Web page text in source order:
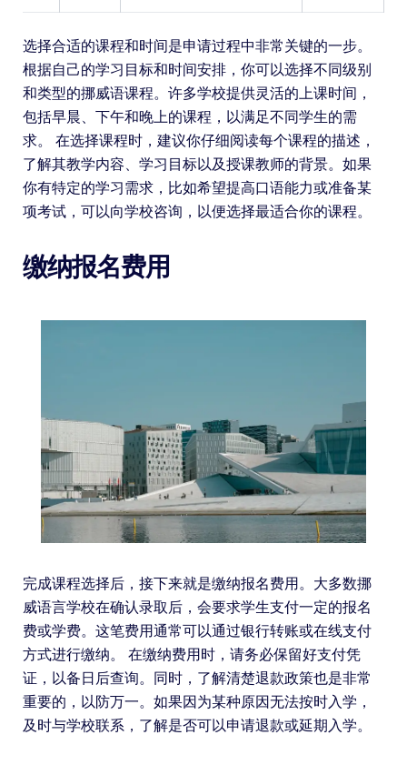
选择合适的课程和时间是申请过程中非常关键的一步。
根据自己的学习目标和时间安排，你可以选择不同级别
和类型的挪威语课程。许多学校提供灵活的上课时间，
包括早晨、下午和晚上的课程，以满足不同学生的需
求。 在选择课程时，建议你仔细阅读每个课程的描述，
了解其教学内容、学习目标以及授课教师的背景。如果
你有特定的学习需求，比如希望提高口语能力或准备某
项考试，可以向学校咨询，以便选择最适合你的课程。
缴纳报名费用
完成课程选择后，接下来就是缴纳报名费用。大多数挪
威语言学校在确认录取后，会要求学生支付一定的报名
费或学费。这笔费用通常可以通过银行转账或在线支付
方式进行缴纳。 在缴纳费用时，请务必保留好支付凭
证，以备日后查询。同时，了解清楚退款政策也是非常
重要的，以防万一。如果因为某种原因无法按时入学，
及时与学校联系，了解是否可以申请退款或延期入学。